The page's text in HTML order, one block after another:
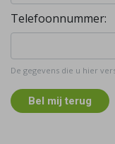
Telefoonnummer:
De gegevens die u hier
Bel mij terug